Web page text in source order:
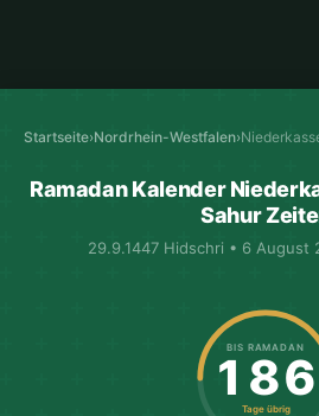
Startseite›Nordrhein-Westfalen›
Ramadan Kalender
Sahur
29.9.1447 Hidschri • 6 August
BIS RAMADAN
186
Tage übrig